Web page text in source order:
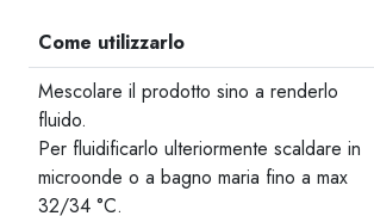
Come utilizzarlo
Mescolare il prodotto sino a renderlo
fluido.
Per fluidificarlo ulteriormente scaldare in
microonde o a bagno maria fino a max
32/34 °C.